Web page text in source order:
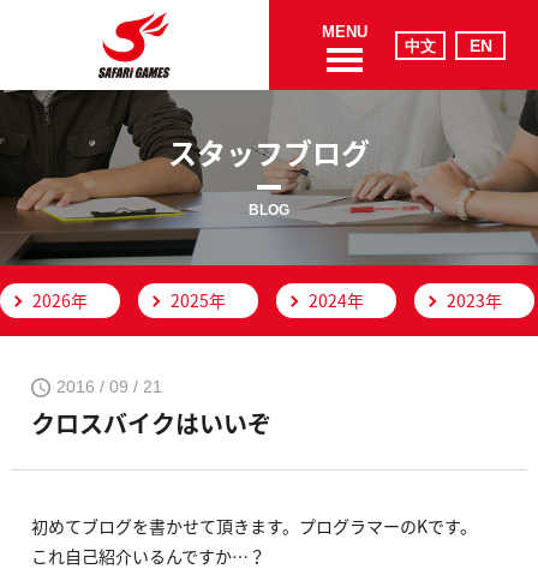
MENU
スタッフブログ
BLOG
2026年 2025年 2024年 2023年
2016 / 09 / 21
クロスバイクはいいぞ
初めてブログを書かせて頂きます。プログラマーのKです。
これ自己紹介いるんですか…？